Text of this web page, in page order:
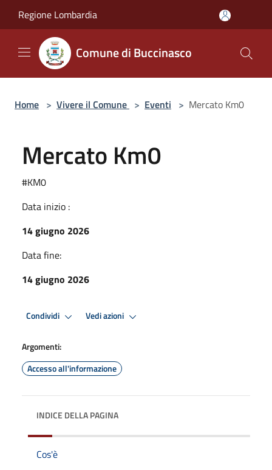
Regione Lombardia
Comune di Buccinasco
Home > Vivere il Comune > Eventi > Mercato Km0
Mercato Km0
#KM0
Data inizio :
14 giugno 2026
Data fine:
14 giugno 2026
Condividi Vedi azioni
Argomenti:
Accesso all'informazione
INDICE DELLA PAGINA
Cos'è